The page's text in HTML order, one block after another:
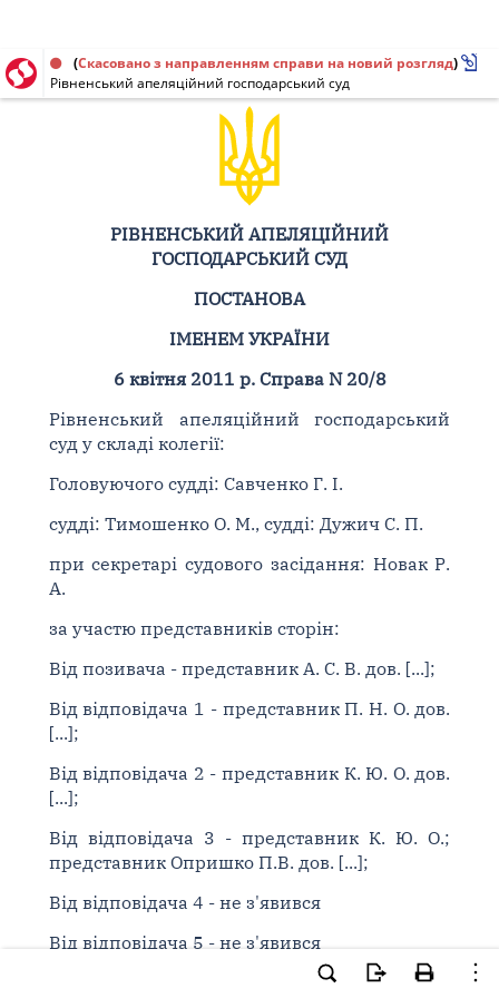
Постанова від 06.04.2011 № 20/8
(Скасовано з направленням справи на новий розгляд)
Рівненський апеляційний господарський суд
РІВНЕНСЬКИЙ АПЕЛЯЦІЙНИЙ
ГОСПОДАРСЬКИЙ СУД
ПОСТАНОВА
ІМЕНЕМ УКРАЇНИ
6 квітня 2011 р. Справа N 20/8
Рівненський апеляційний господарський
суд у складі колегії:
Головуючого судді: Савченко Г. І.
судді: Тимошенко О. М., судді: Дужич С. П.
при секретарі судового засідання: Новак Р.
А.
за участю представників сторін:
Від позивача - представник А. С. В. дов. [...];
Від відповідача 1 - представник П. Н. О. дов.
[...];
Від відповідача 2 - представник К. Ю. О. дов.
[...];
Від відповідача 3 - представник К. Ю. О.;
представник Опришко П.В. дов. [...];
Від відповідача 4 - не з'явився
Від відповідача 5 - не з'явився
Від третьої особи - не з'явився